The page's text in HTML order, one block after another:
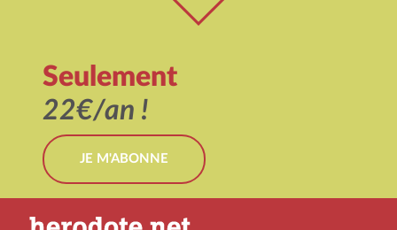
Seulement
22€/an !
JE M'ABONNE